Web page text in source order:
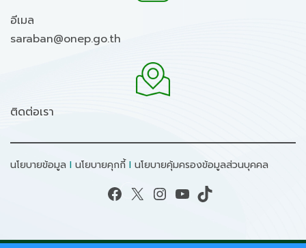
อีเมล
saraban@onep.go.th
ติดต่อเรา
นโยบายข้อมูล I นโยบายคุกกี้ I นโยบายคุ้มครองข้อมูลส่วนบุคคล
Facebook X Instagram YouTube TikTok